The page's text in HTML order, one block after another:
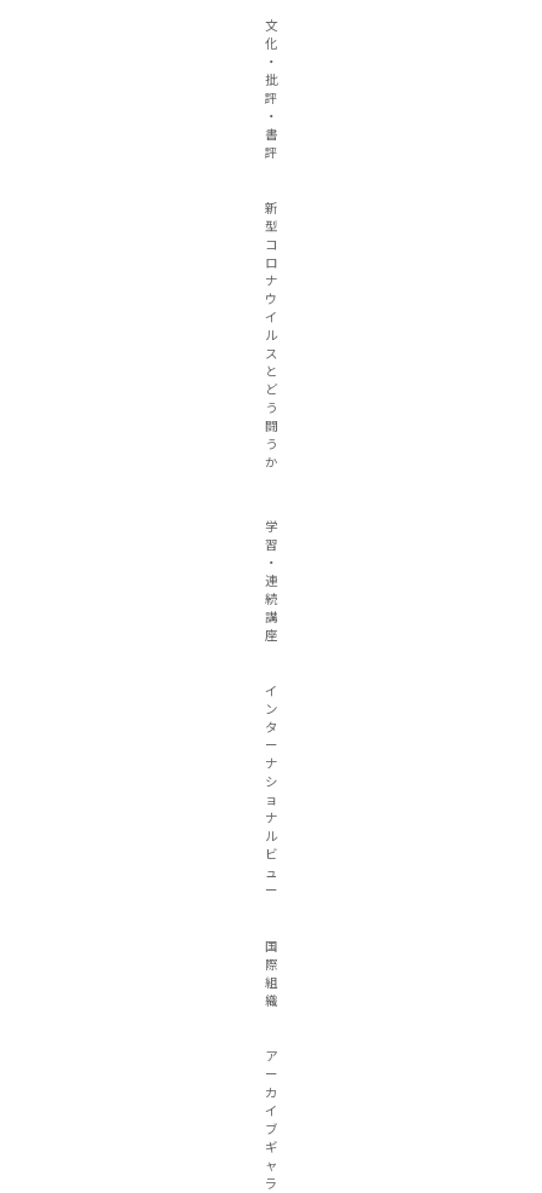
文
化
・
批
評
・
書
評
新
型
コ
ロ
ナ
ウ
イ
ル
ス
と
ど
う
闘
う
か
学
習
・
連
続
講
座
イ
ン
タ
ー
ナ
シ
ョ
ナ
ル
ビ
ュ
ー
国
際
組
織
ア
ー
カ
イ
ブ
ギ
ャ
ラ